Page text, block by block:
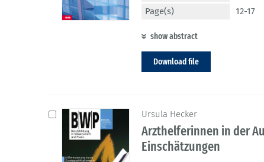
Page(s)
12-17
show abstract
Download file
Ursula Hecker
Arzthelferinnen in der
Einschätzungen